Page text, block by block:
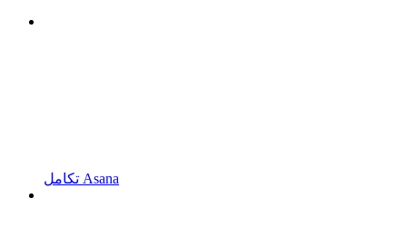
تكامل Asana